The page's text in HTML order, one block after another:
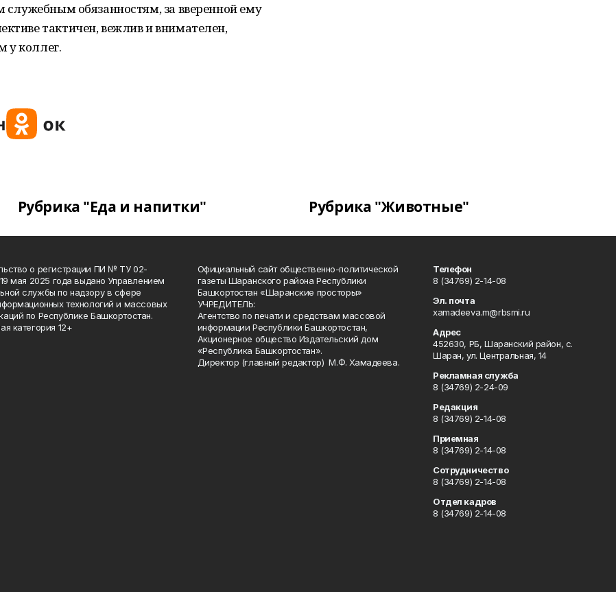
служебным обязанностям, за вверенной ему
тактичен, вежлив и внимателен,
у коллег.
Рубрика "Еда и напитки" Рубрика "Животные"
о регистрации ПИ № ТУ 02-
мая 2025 года выдано Управлением
службы по надзору в сфере
технологий и массовых
по Республике Башкортостан.
категория 12+
Официальный сайт общественно-политической
газеты Шаранского района Республики
Башкортостан «Шаранские просторы»
УЧРЕДИТЕЛЬ:
Агентство по печати и средствам массовой
информации Республики Башкортостан,
Акционерное общество Издательский дом
«Республика Башкортостан».
Директор (главный редактор) М.Ф. Хамадеева.
Телефон
8 (34769) 2-14-08
Эл. почта
xamadeeva.m@rbsmi.ru
Адрес
452630, РБ, Шаранский район, с.
Шаран, ул. Центральная, 14
Рекламная служба
8 (34769) 2-24-09
Редакция
8 (34769) 2-14-08
Приемная
8 (34769) 2-14-08
Сотрудничество
8 (34769) 2-14-08
Отдел кадров
8 (34769) 2-14-08